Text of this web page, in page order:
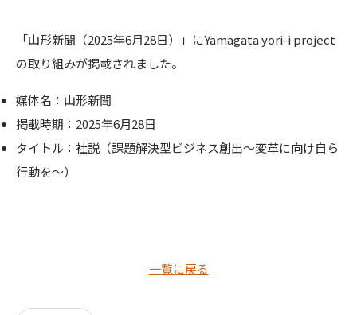
「山形新聞（2025年6月28日）」にYamagata yori-i project
の取り組みが掲載されました。
媒体名：山形新聞
掲載時期：2025年6月28日
タイトル：社説（課題解決型ビジネス創出～変革に向け自ら
行動を～）
一覧に戻る